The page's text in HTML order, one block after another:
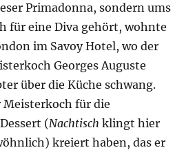
Primadonna, sondern ums
für eine Diva gehört, wohnte
im Savoy Hotel, wo der
Georges Auguste
über die Küche schwang.
für die
(Nachtischklingt hier
kreiert haben, das er